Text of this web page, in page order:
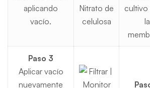
aplicando
vacío.
cultivo
la
Paso 3
Aplicar vacío
nuevamente